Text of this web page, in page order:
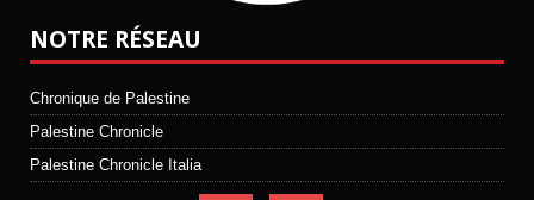
NOTRE RÉSEAU
Chronique de Palestine
Palestine Chronicle
Palestine Chronicle Italia